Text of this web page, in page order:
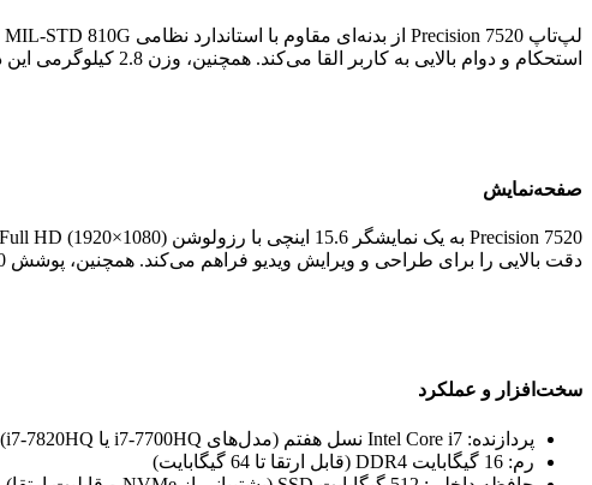
استحکام و دوام بالایی به کاربر القا می‌کند. همچنین، وزن 2.8 کیلوگرمی این دستگاه نشان می‌دهد که بیشتر برای استفاده رومیزی و کاری طراحی شده است تا حمل‌ونقل مداوم.
صفحه‌نمایش
دقت بالایی را برای طراحی و ویرایش ویدیو فراهم می‌کند. همچنین، پوشش 100% طیف رنگی sRGB آن را به گزینه‌ای ایده‌آل برای طراحان و ویرایشگران حرفه‌ای تبدیل کرده است.
سخت‌افزار و عملکرد
پردازنده: Intel Core i7 نسل هفتم (مدل‌های i7-7700HQ یا i7-7820HQ)
رم: 16 گیگابایت DDR4 (قابل ارتقا تا 64 گیگابایت)